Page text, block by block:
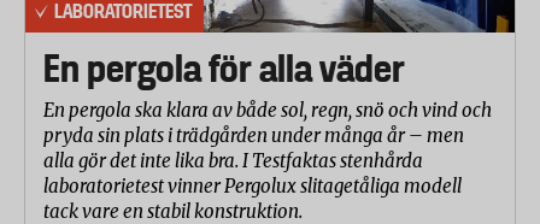
LABORATORIETEST
En pergola för alla väder
En pergola ska klara av både sol, regn, snö och vind och
pryda sin plats i trädgården under många år – men
alla gör det inte lika bra. I Testfaktas stenhårda
laboratorietest vinner Pergolux slitagetåliga modell
tack vare en stabil konstruktion.